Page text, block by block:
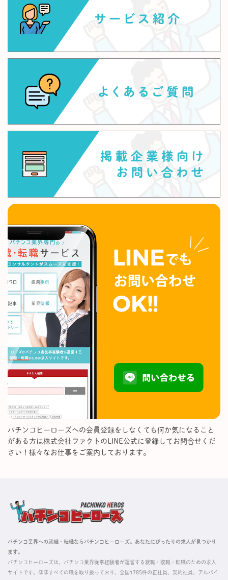
パチンコヒーローズへの会員登録をしなくても何か気になること
がある方は株式会社ファクトのLINE公式に登録してお問合せくだ
さい！様々なお仕事をご案内しております。
パチンコ業界への就職・転職ならパチンコヒーローズ。あなたにぴったりの求人が見つかり
ます。
パチンコヒーローズは、パチンコ業界従事経験者が運営する就職・復職・転職のための求人
サイトです。ほぼすべての職を取り扱っており、全国1785件の正社員、契約社員、アルバイ